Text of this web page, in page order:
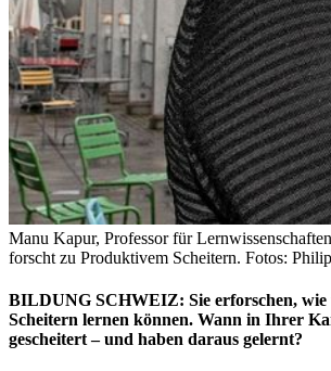
Manu Kapur, Professor für
forscht zu Produktivem Scheitern. Fotos:
BILDUNG SCHWEIZ: Sie erforschen, wie
Scheitern lernen können. Wann in Ihrer
gescheitert – und haben daraus gelernt?